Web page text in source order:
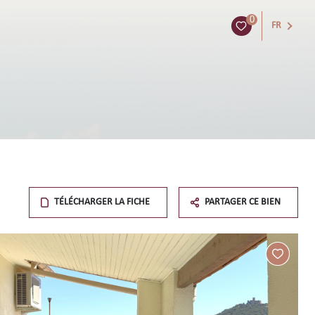
0
FR
TÉLÉCHARGER LA FICHE PARTAGER CE BIEN